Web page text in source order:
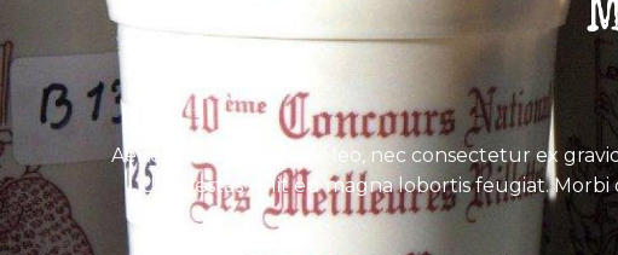
Aenean tincidunt eros leo, nec consectetur ex
Ut egestas velit eu magna lobortis feugiat.